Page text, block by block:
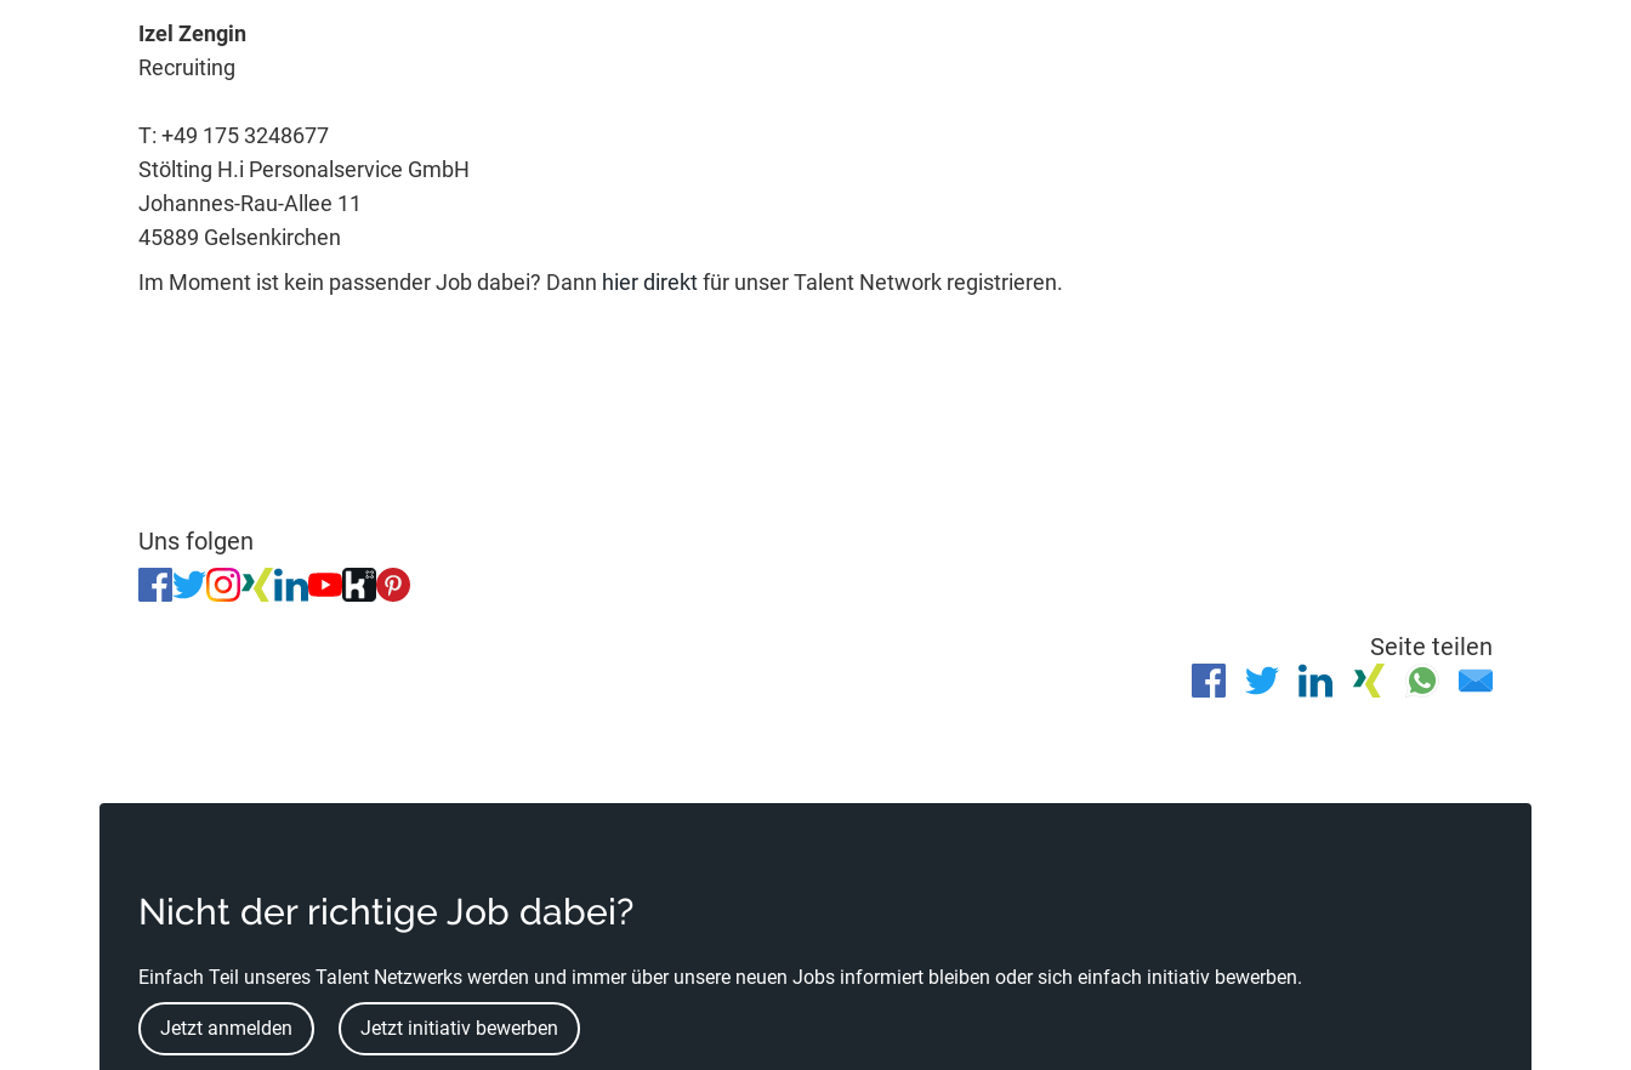
Izel Zengin
Recruiting
T: +49 175 3248677
Stölting H.i Personalservice GmbH
Johannes-Rau-Allee 11
45889 Gelsenkirchen
Im Moment ist kein passender Job dabei? Dann hier direktfür unser Talent Network registrieren.
Uns folgen
Seite teilen
Nicht der richtige Job dabei?
Einfach Teil unseres Talent Netzwerks werden und immer über unsere neuen Jobs informiert bleiben oder sich einfach initiativ bewerben.
Jetzt anmelden Jetzt initiativ bewerben